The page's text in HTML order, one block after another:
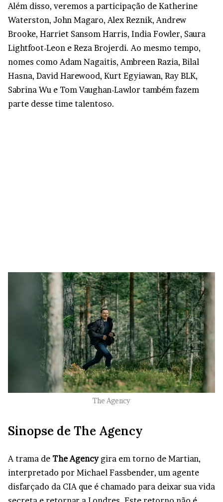
Além disso, veremos a participação de Katherine
Waterston, John Magaro, Alex Reznik, Andrew
Brooke, Harriet Sansom Harris, India Fowler, Saura
Lightfoot-Leon e Reza Brojerdi. Ao mesmo tempo,
nomes como Adam Nagaitis, Ambreen Razia, Bilal
Hasna, David Harewood, Kurt Egyiawan, Ray BLK,
Sabrina Wu e Tom Vaughan-Lawlor também fazem
parte desse time talentoso.
The Agency
Sinopse de The Agency
A trama de The Agencygira em torno de Martian,
interpretado por Michael Fassbender, um agente
disfarçado da CIA que é chamado para deixar sua vida